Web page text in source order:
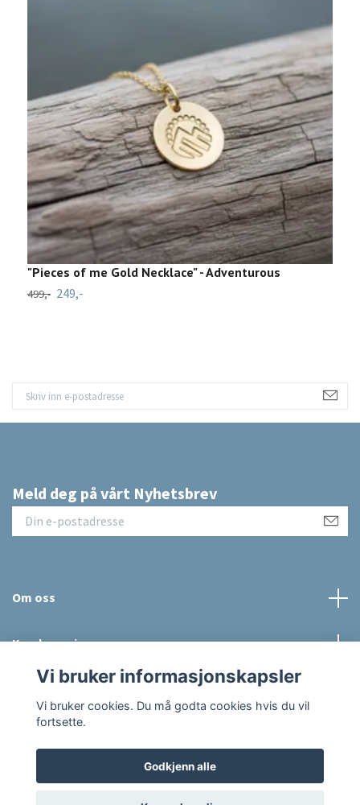
"Pieces of me Gold Necklace" - Adventurous
499,- 249,-
Meld deg på vårt Nyhetsbrev
Om oss
Kundeservice
© 2026 Raus Hverdag Powered by Quickbutik
Vi bruker informasjonskapsler
Vi bruker cookies. Du må godta cookies hvis du vil
fortsette.
Godkjenn alle